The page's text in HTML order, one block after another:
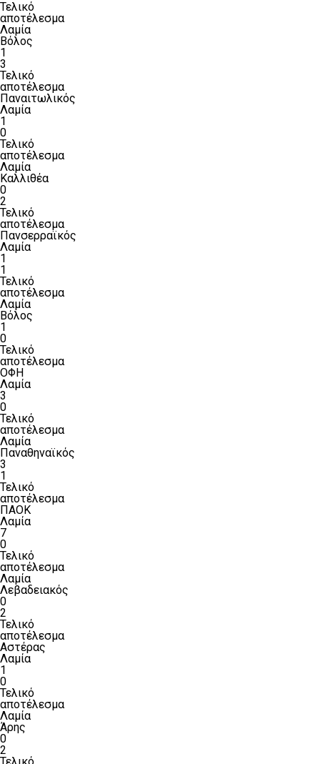
Τελικό
αποτέλεσμα
Λαμία
Βόλος
1
3
Τελικό
αποτέλεσμα
Παναιτωλικός
Λαμία
1
0
Τελικό
αποτέλεσμα
Λαμία
Καλλιθέα
0
2
Τελικό
αποτέλεσμα
Πανσερραϊκός
Λαμία
1
1
Τελικό
αποτέλεσμα
Λαμία
Βόλος
1
0
Τελικό
αποτέλεσμα
ΟΦΗ
Λαμία
3
0
Τελικό
αποτέλεσμα
Λαμία
Παναθηναϊκός
3
1
Τελικό
αποτέλεσμα
ΠΑΟΚ
Λαμία
7
0
Τελικό
αποτέλεσμα
Λαμία
Λεβαδειακός
0
2
Τελικό
αποτέλεσμα
Αστέρας
Λαμία
1
0
Τελικό
αποτέλεσμα
Λαμία
Άρης
0
2